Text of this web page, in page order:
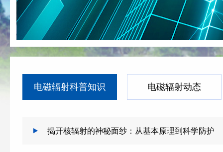
电磁辐射科普知识 电磁辐射动态
揭开核辐射的神秘面纱：从基本原理到科学防护